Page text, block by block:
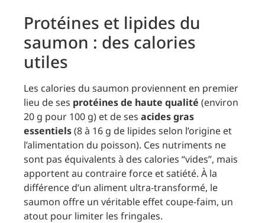
Protéines et lipides du
saumon : des calories
utiles
Les calories du saumon proviennent en premier
lieu de ses protéines de haute qualité (environ
20 g pour 100 g) et de ses acides gras
essentiels(8 à 16 g de lipides selon l’origine et
l’alimentation du poisson). Ces nutriments ne
sont pas équivalents à des calories “vides”, mais
apportent au contraire force et satiété. À la
différence d’un aliment ultra-transformé, le
saumon offre un véritable effet coupe-faim, un
atout pour limiter les fringales.